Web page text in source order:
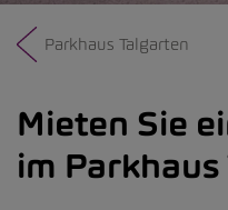
Parkhaus Talgarten
Mieten Sie
im